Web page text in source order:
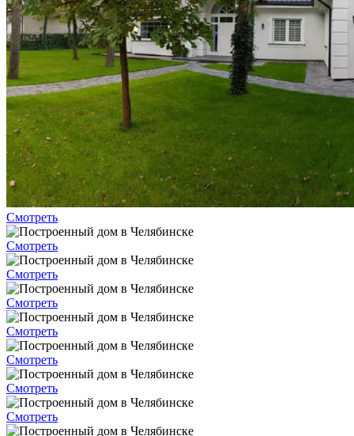
Смотреть
Смотреть
Смотреть
Смотреть
Смотреть
Смотреть
Смотреть
Смотреть